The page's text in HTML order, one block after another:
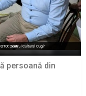
persoană din